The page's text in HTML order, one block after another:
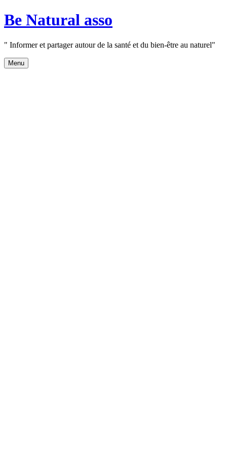
Aller
au
Be Natural asso
" Informer et partager autour de la santé et du bien-être au naturel"
Menu